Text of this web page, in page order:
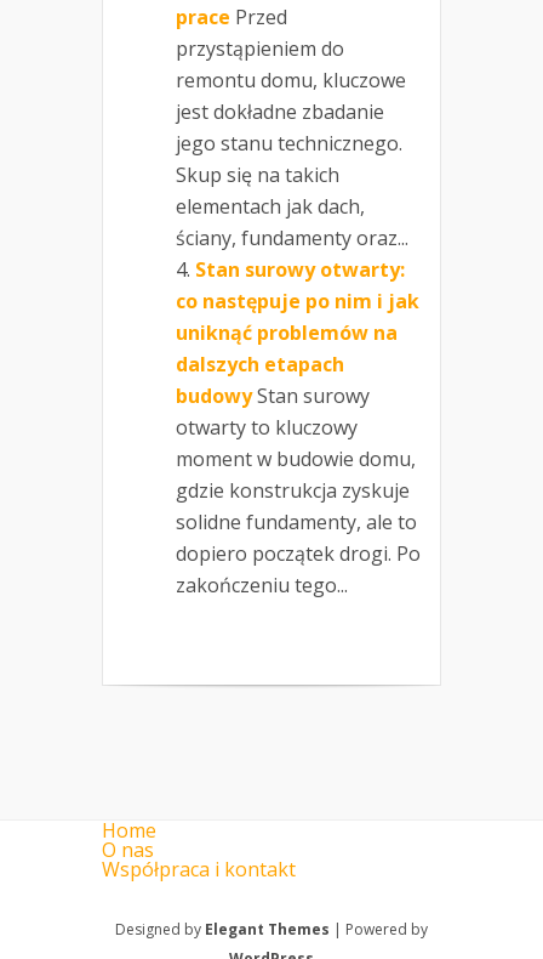
prace Przed
przystąpieniem do
remontu domu, kluczowe
jest dokładne zbadanie
jego stanu technicznego.
Skup się na takich
elementach jak dach,
ściany, fundamenty oraz...
Stan surowy otwarty:
co następuje po nim i jak
uniknąć problemów na
dalszych etapach
budowyStan surowy
otwarty to kluczowy
moment w budowie domu,
gdzie konstrukcja zyskuje
solidne fundamenty, ale to
dopiero początek drogi. Po
zakończeniu tego...
Home
O nas
Współpraca i kontakt
Designed by Elegant Themes | Powered by